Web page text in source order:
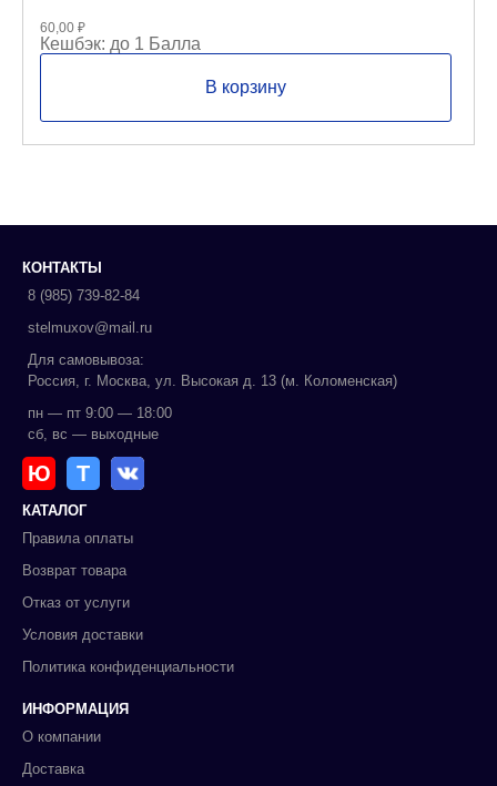
60,00 ₽
Кешбэк: до 1 Балла
В корзину
КОНТАКТЫ
8 (985) 739-82-84
stelmuxov@mail.ru
Для самовывоза:
Россия, г. Москва, ул. Высокая д. 13 (м. Коломенская)
пн — пт 9:00 — 18:00
сб, вс — выходные
Ю Т
КАТАЛОГ
Правила оплаты
Возврат товара
Отказ от услуги
Условия доставки
Политика конфиденциальности
ИНФОРМАЦИЯ
О компании
Доставка